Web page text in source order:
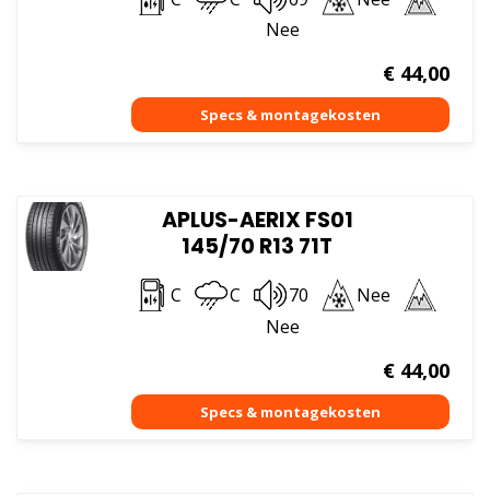
Nee
€44,00
APLUS-AERIX FS01
145/70 R13 71T
C C 70
Nee
Nee
€44,00